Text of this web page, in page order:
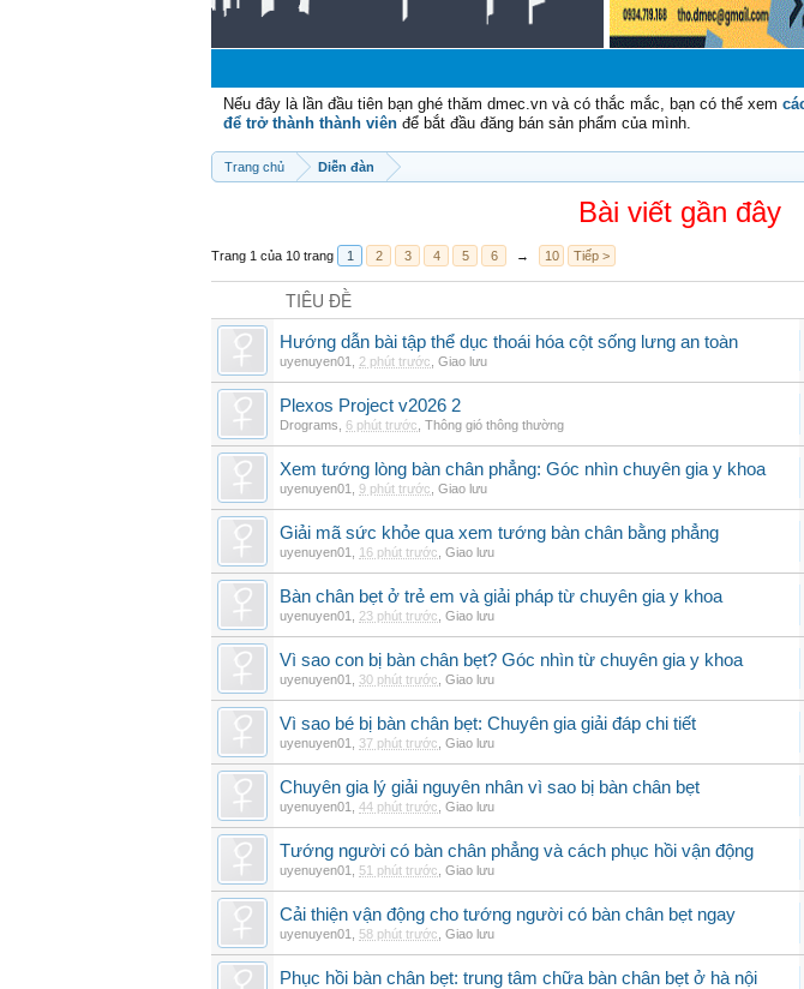
Nếu đây là lần đầu tiên bạn ghé thăm dmec.vn và có thắc mắc, bạn có thể xem
để trở thành thành viên để bắt đầu đăng bán sản phẩm của mình.
Trang chủ Diễn đàn
Bài viết gần đây
Trang 1 của 10 trang 1 2 3 4 5 6 → 10 Tiếp >
TIÊU ĐỀ
Hướng dẫn bài tập thể dục thoái hóa cột sống lưng an toàn
uyenuyen01 2 phút trước Giao lưu
Plexos Project v2026 2
Drograms 6 phút trước Thông gió thông thường
Xem tướng lòng bàn chân phẳng: Góc nhìn chuyên gia y khoa
uyenuyen01 9 phút trước Giao lưu
Giải mã sức khỏe qua xem tướng bàn chân bằng phẳng
uyenuyen01 16 phút trước Giao lưu
Bàn chân bẹt ở trẻ em và giải pháp từ chuyên gia y khoa
uyenuyen01 23 phút trước Giao lưu
Vì sao con bị bàn chân bẹt? Góc nhìn từ chuyên gia y khoa
uyenuyen01 30 phút trước Giao lưu
Vì sao bé bị bàn chân bẹt: Chuyên gia giải đáp chi tiết
uyenuyen01 37 phút trước Giao lưu
Chuyên gia lý giải nguyên nhân vì sao bị bàn chân bẹt
uyenuyen01 44 phút trước Giao lưu
Tướng người có bàn chân phẳng và cách phục hồi vận động
uyenuyen01 51 phút trước Giao lưu
Cải thiện vận động cho tướng người có bàn chân bẹt ngay
uyenuyen01 58 phút trước Giao lưu
Phục hồi bàn chân bẹt: trung tâm chữa bàn chân bẹt ở hà nội